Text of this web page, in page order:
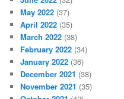
May 2022 (37)
April 2022 (35)
March 2022 (38)
February 2022 (34)
January 2022 (36)
December 2021 (38)
November 2021 (35)